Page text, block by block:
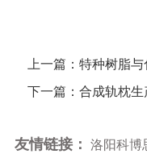
上一篇： 特种树脂
下一篇： 合成轨枕生
友情链接： 洛阳科博